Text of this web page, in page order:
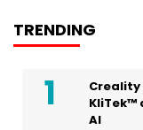
TRENDING
Creality
KliTek™
AI